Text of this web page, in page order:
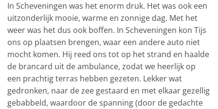
In Scheveningen was het enorm druk. Het was ook een
uitzonderlijk mooie, warme en zonnige dag. Met het
weer was het dus ook boffen. In Scheveningen kon Tijs
ons op plaatsen brengen, waar een andere auto niet
mocht komen. Hij reed ons tot op het strand en haalde
de brancard uit de ambulance, zodat we heerlijk op
een prachtig terras hebben gezeten. Lekker wat
gedronken, naar de zee gestaard en met elkaar gezellig
gebabbeld, waardoor de spanning (door de gedachte